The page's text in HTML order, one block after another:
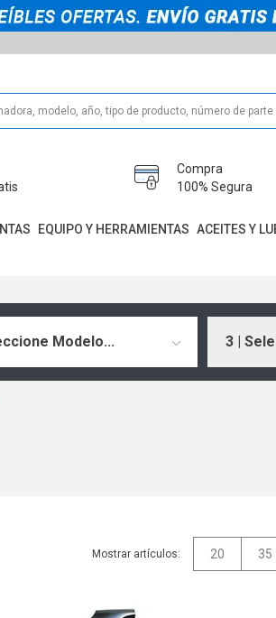
Compra
100% Segura
EQUIPO Y HERRAMIENTAS ACEITES Y
Modelo... 3 |
Mostrar artículos: 20 35